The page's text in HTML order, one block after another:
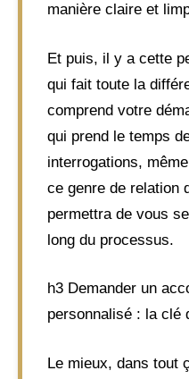
manière claire et
Et puis, il y a cette
qui fait toute la
comprend votre
qui prend le temps
interrogations,
ce genre de relation
permettra de vous
long du processus.
h3 Demander un
personnalisé : la clé
Le mieux, dans tout